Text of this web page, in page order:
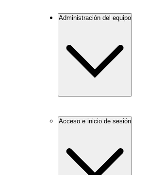
Administración del equipo
Acceso e inicio de sesión